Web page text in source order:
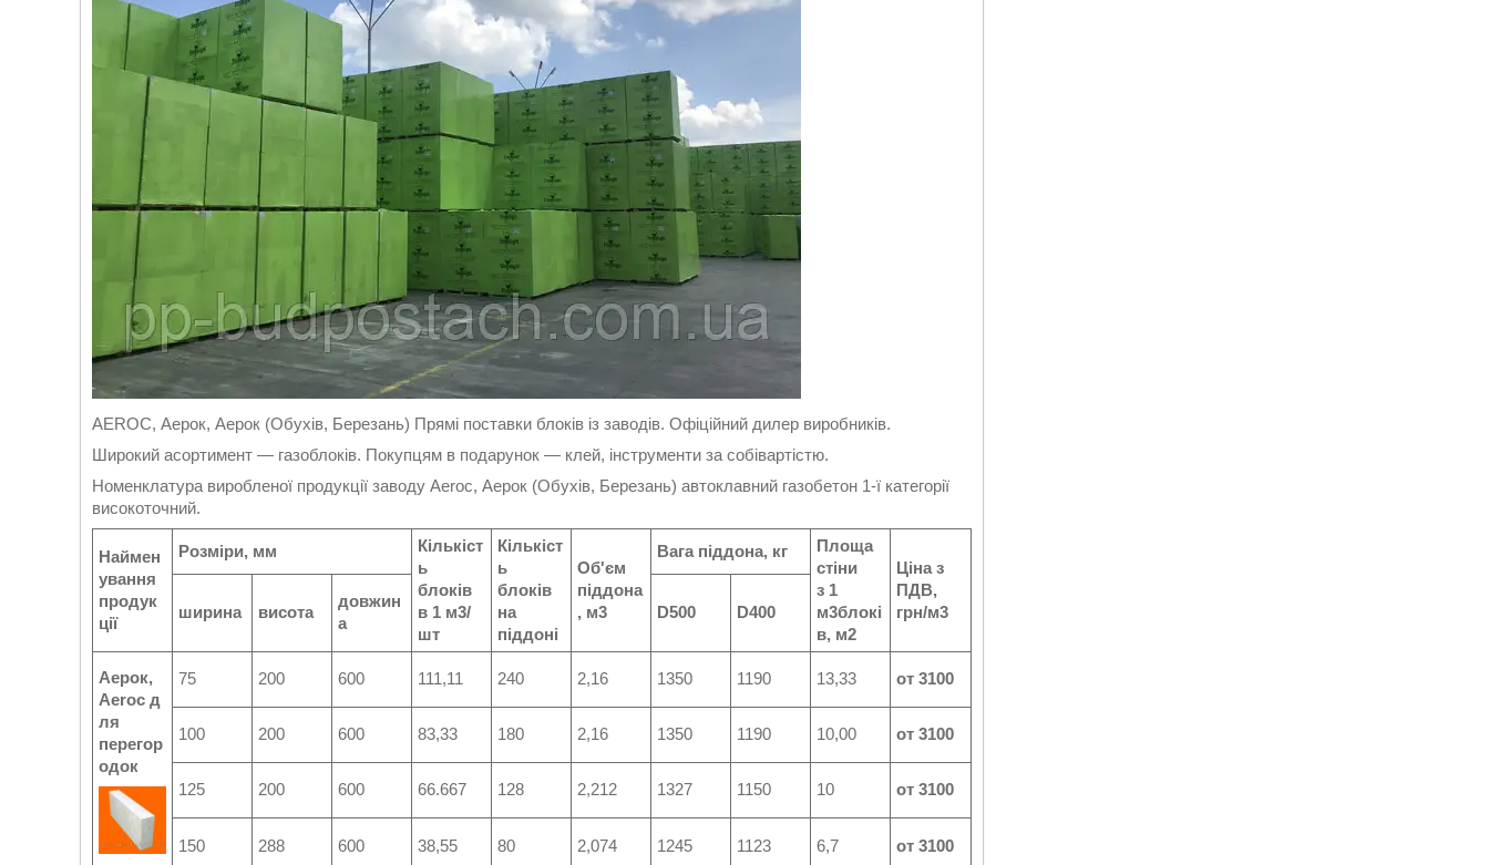
AEROC, Аерок, Аерок (Обухів, Березань) Прямі поставки блоків із заводів. Офіційний дилер виробників.
Широкий асортимент — газоблоків. Покупцям в подарунок — клей, інструменти за собівартістю.
Номенклатура виробленої продукції заводу Aeroc, Аерок (Обухів, Березань) автоклавний газобетон 1-ї категорії
високоточний.
Наймен
ування
продук
ції
Розміри, мм
Кількіст
ь
блоків
в 1 м3/
шт
Кількіст
ь
блоків
на
піддоні
Об'єм
піддона
, м3
Вага піддона, кг
Площа
стіни
з 1
м3блокі
в, м2
Ціна з
ПДВ,
грн/м3
ширина висота
довжин
а
D500 D400
Аерок,
Aeroc д
ля
перегор
одок
75 200 600 111,11 240 2,16 1350 1190 13,33 от 3100
100 200 600 83,33 180 2,16 1350 1190 10,00 от 3100
125 200 600 66.667 128 2,212 1327 1150 10 от 3100
150 288 600 38,55 80 2,074 1245 1123 6,7 от 3100